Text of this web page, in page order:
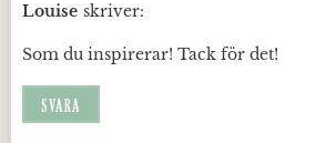
Louise skriver:
Som du inspirerar! Tack för det!
SVARA